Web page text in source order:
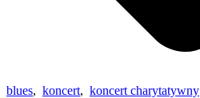
blues, koncert, koncert charytatywny